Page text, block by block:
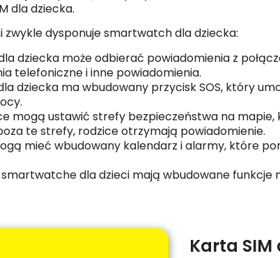
dla dziecka.
dysponuje smartwatch dla dziecka:
dziecka może odbierać powiadomienia z
telefoniczne i inne powiadomienia.
dziecka ma wbudowany przycisk SOS, który
mogą ustawić strefy bezpieczeństwa na
te strefy, rodzice otrzymają powiadomienie.
mieć wbudowany kalendarz i alarmy, które
dla dzieci mają wbudowane funkcje
Karta